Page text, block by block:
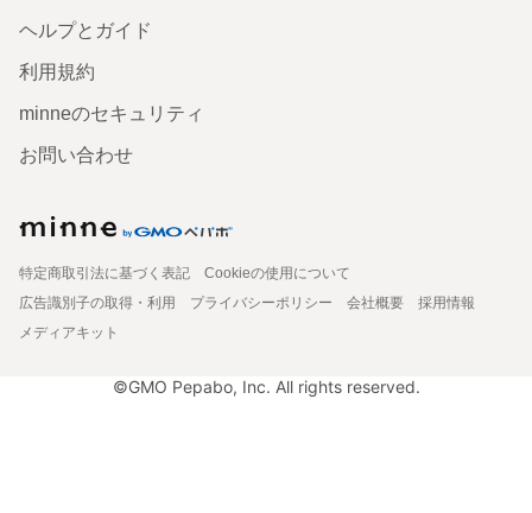
ヘルプとガイド
利用規約
minneのセキュリティ
お問い合わせ
特定商取引法に基づく表記
Cookieの使用について
広告識別子の取得・利用
プライバシーポリシー 会社概要
採用情報
メディアキット
©GMO Pepabo, Inc. All rights reserved.